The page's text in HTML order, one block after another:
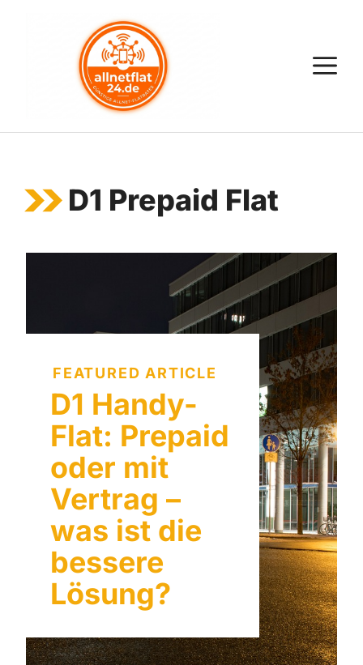
D1 Prepaid Flat
FEATURED ARTICLE
D1 Handy-
Flat: Prepaid
oder mit
Vertrag –
was ist die
bessere
Lösung?